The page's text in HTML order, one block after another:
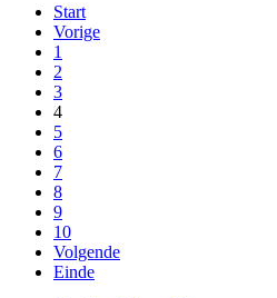
Start
Vorige
1
2
3
4
5
6
7
8
9
10
Volgende
Einde